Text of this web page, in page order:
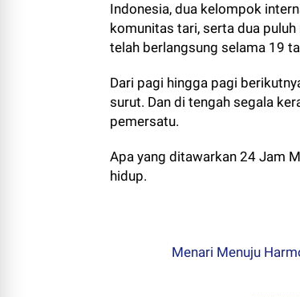
Indonesia, dua kelompok
komunitas tari, serta dua
telah berlangsung selama 19
Dari pagi hingga pagi
surut. Dan di tengah segala
pemersatu.
Apa yang ditawarkan 24 Jam
hidup.
Menari Menuju